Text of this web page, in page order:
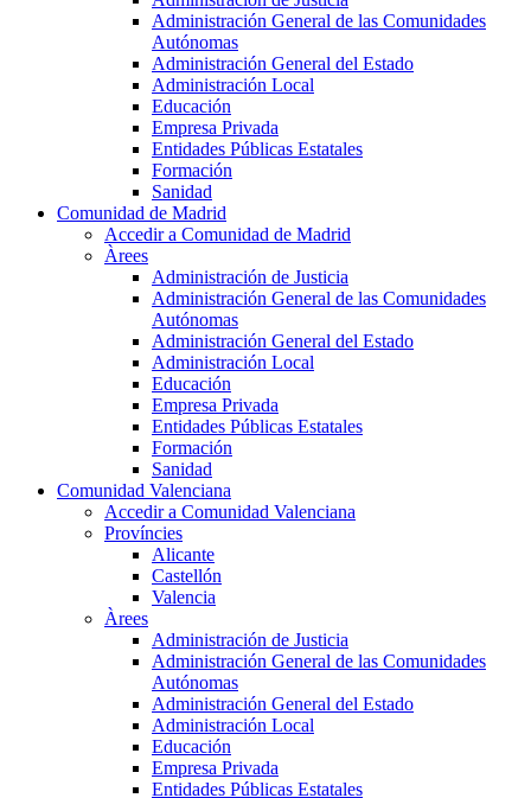
Administración General de las Comunidades
Autónomas
Administración General del Estado
Administración Local
Educación
Empresa Privada
Entidades Públicas Estatales
Formación
Sanidad
Comunidad de Madrid
Accedir a Comunidad de Madrid
Àrees
Administración de Justicia
Administración General de las Comunidades
Autónomas
Administración General del Estado
Administración Local
Educación
Empresa Privada
Entidades Públicas Estatales
Formación
Sanidad
Comunidad Valenciana
Accedir a Comunidad Valenciana
Províncies
Alicante
Castellón
Valencia
Àrees
Administración de Justicia
Administración General de las Comunidades
Autónomas
Administración General del Estado
Administración Local
Educación
Empresa Privada
Entidades Públicas Estatales